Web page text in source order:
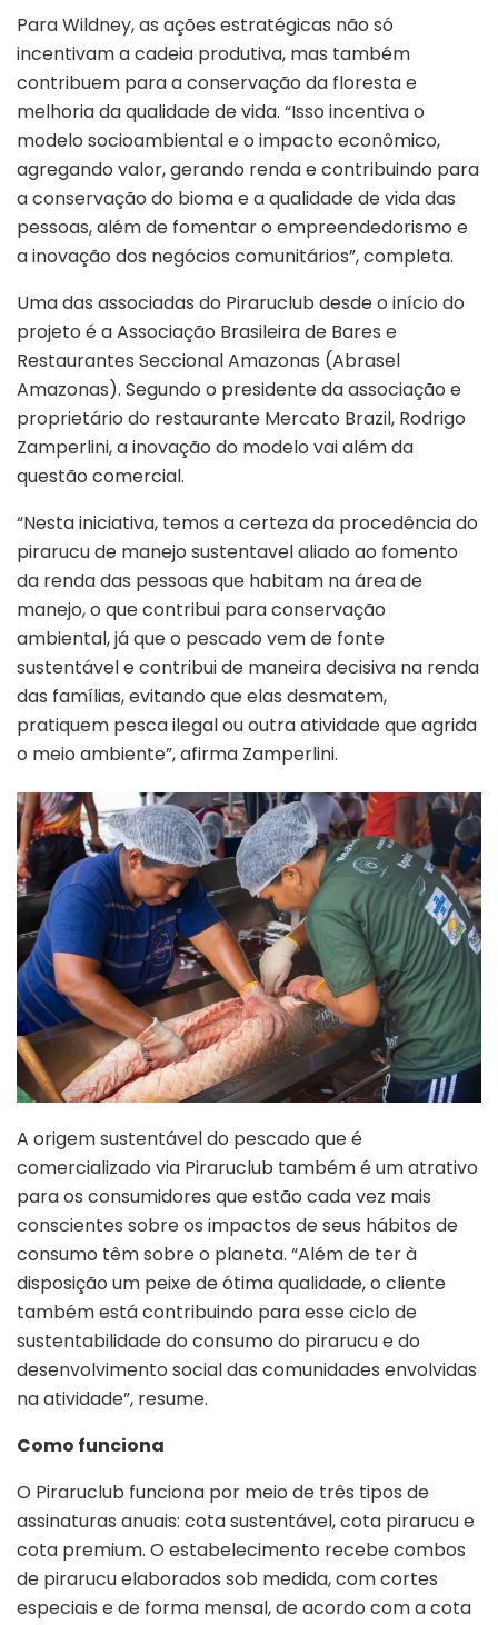
Para Wildney, as ações estratégicas não só
incentivam a cadeia produtiva, mas também
contribuem para a conservação da floresta e
melhoria da qualidade de vida. “Isso incentiva o
modelo socioambiental e o impacto econômico,
agregando valor, gerando renda e contribuindo para
a conservação do bioma e a qualidade de vida das
pessoas, além de fomentar o empreendedorismo e
a inovação dos negócios comunitários”, completa.
Uma das associadas do Piraruclub desde o início do
projeto é a Associação Brasileira de Bares e
Restaurantes Seccional Amazonas (Abrasel
Amazonas). Segundo o presidente da associação e
proprietário do restaurante Mercato Brazil, Rodrigo
Zamperlini, a inovação do modelo vai além da
questão comercial.
“Nesta iniciativa, temos a certeza da procedência do
pirarucu de manejo sustentavel aliado ao fomento
da renda das pessoas que habitam na área de
manejo, o que contribui para conservação
ambiental, já que o pescado vem de fonte
sustentável e contribui de maneira decisiva na renda
das famílias, evitando que elas desmatem,
pratiquem pesca ilegal ou outra atividade que agrida
o meio ambiente”, afirma Zamperlini.
A origem sustentável do pescado que é
comercializado via Piraruclub também é um atrativo
para os consumidores que estão cada vez mais
conscientes sobre os impactos de seus hábitos de
consumo têm sobre o planeta. “Além de ter à
disposição um peixe de ótima qualidade, o cliente
também está contribuindo para esse ciclo de
sustentabilidade do consumo do pirarucu e do
desenvolvimento social das comunidades envolvidas
na atividade”, resume.
Como funciona
O Piraruclub funciona por meio de três tipos de
assinaturas anuais: cota sustentável, cota pirarucu e
cota premium. O estabelecimento recebe combos
de pirarucu elaborados sob medida, com cortes
especiais e de forma mensal, de acordo com a cota